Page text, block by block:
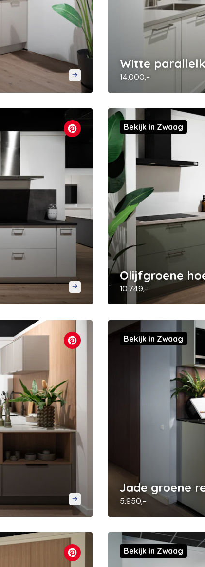
Witte
14.000,-
Olijfgroene
10.749,-
Bekijk in Zwaag
Jade groene
5.950,-
Bekijk in Zwaag
Bekijk in Zwaag